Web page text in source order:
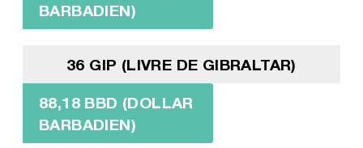
BARBADIEN)
36 GIP (LIVRE DE GIBRALTAR)
88,18 BBD (DOLLAR
BARBADIEN)